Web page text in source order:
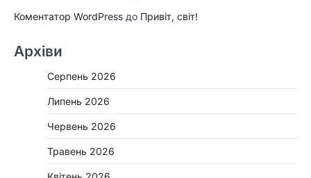
Коментатор WordPress до Привіт, світ!
Архіви
Серпень 2026
Липень 2026
Червень 2026
Травень 2026